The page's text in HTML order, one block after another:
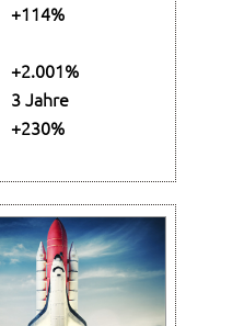
+114%
+2.001%
3 Jahre
+230%